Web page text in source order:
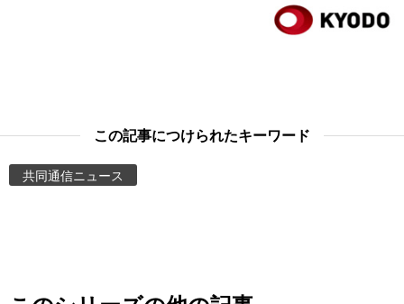
この記事につけられたキーワード
共同通信ニュース